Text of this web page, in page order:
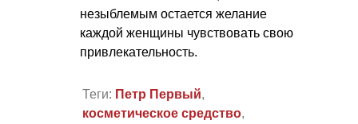
незыблемым остается желание
каждой женщины чувствовать свою
привлекательность.
Теги: Петр Первый,
косметическое средство,